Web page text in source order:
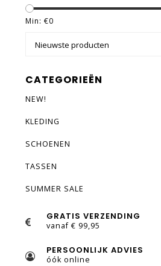
Min: €0
CATEGORIEËN
NEW!
KLEDING
SCHOENEN
TASSEN
SUMMER SALE
GRATIS VERZENDING
vanaf € 99,95
PERSOONLIJK ADVIES
óók online